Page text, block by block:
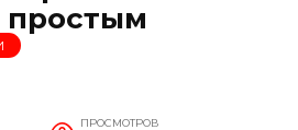
ПРОСМОТРОВ